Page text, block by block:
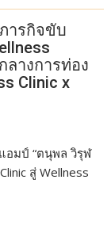
ารกิจขับ
างการท่อง
Clinic x
อมป์ “ตนุพล วิรุฬ
สู่ Wellness